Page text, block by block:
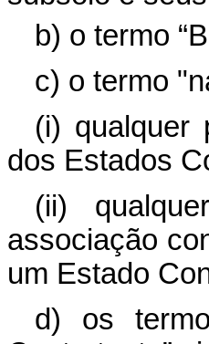
b) o termo
c) o termo
(i) qualquer
dos Estados
(ii)
associação
um Estado
d) os